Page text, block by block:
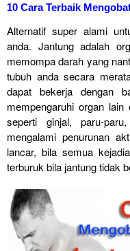
10 Cara Terbaik
Alternatif super alami
anda. Jantung adalah
memompa darah yang
tubuh anda secara
dapat bekerja dengan
mempengaruhi organ
seperti ginjal, paru-
mengalami penurunan
lancar, bila semua
terburuk bila jantung tidak